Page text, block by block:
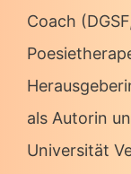
Coach
als Autorin
Universität